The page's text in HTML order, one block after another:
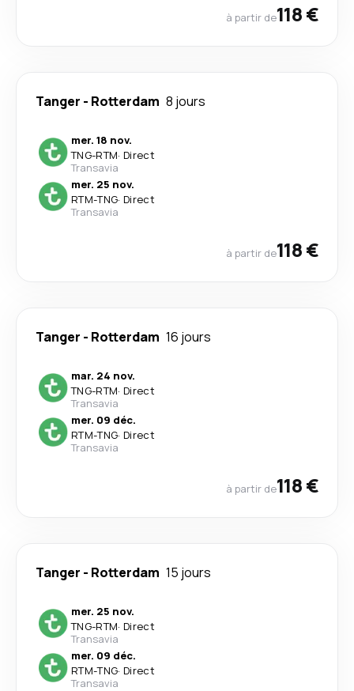
à partir de118 €
Tanger - Rotterdam 8 jours
mer. 18 nov.
TNG-RTM· Direct
Transavia
mer. 25 nov.
RTM-TNG· Direct
Transavia
à partir de118 €
Tanger - Rotterdam 16 jours
mar. 24 nov.
TNG-RTM· Direct
Transavia
mer. 09 déc.
RTM-TNG· Direct
Transavia
à partir de118 €
Tanger - Rotterdam 15 jours
mer. 25 nov.
TNG-RTM· Direct
Transavia
mer. 09 déc.
RTM-TNG· Direct
Transavia